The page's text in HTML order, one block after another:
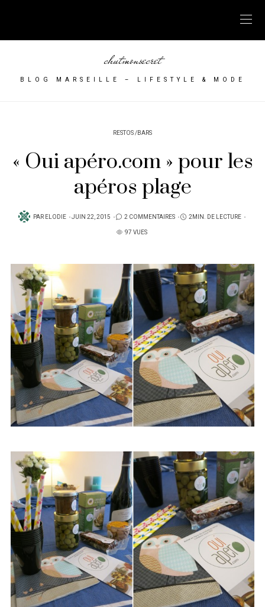
chutmonsecret
BLOG MARSEILLE – LIFESTYLE & MODE
RESTOS /BARS
« Oui apéro.com » pour les
apéros plage
PAR ELODIE
PUBLIÉ
JUIN 22, 2015 2 COMMENTAIRES
2MIN. DE LECTURE
97 VUES